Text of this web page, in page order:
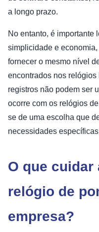
a longo prazo.
No entanto, é importante
simplicidade e
fornecer o mesmo nível
encontrados nos
registros não podem ser
ocorre com os relógios
se de uma escolha que
necessidades
O que cuidar
relógio de
empresa?